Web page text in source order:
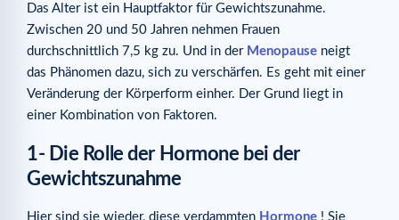
Das Alter ist ein Hauptfaktor für Gewichtszunahme.
Zwischen 20 und 50 Jahren nehmen Frauen
durchschnittlich 7,5 kg zu. Und in der Menopause neigt
das Phänomen dazu, sich zu verschärfen. Es geht mit einer
Veränderung der Körperform einher. Der Grund liegt in
einer Kombination von Faktoren.
1- Die Rolle der Hormone bei der
Gewichtszunahme
Hier sind sie wieder, diese verdammten Hormone ! Sie